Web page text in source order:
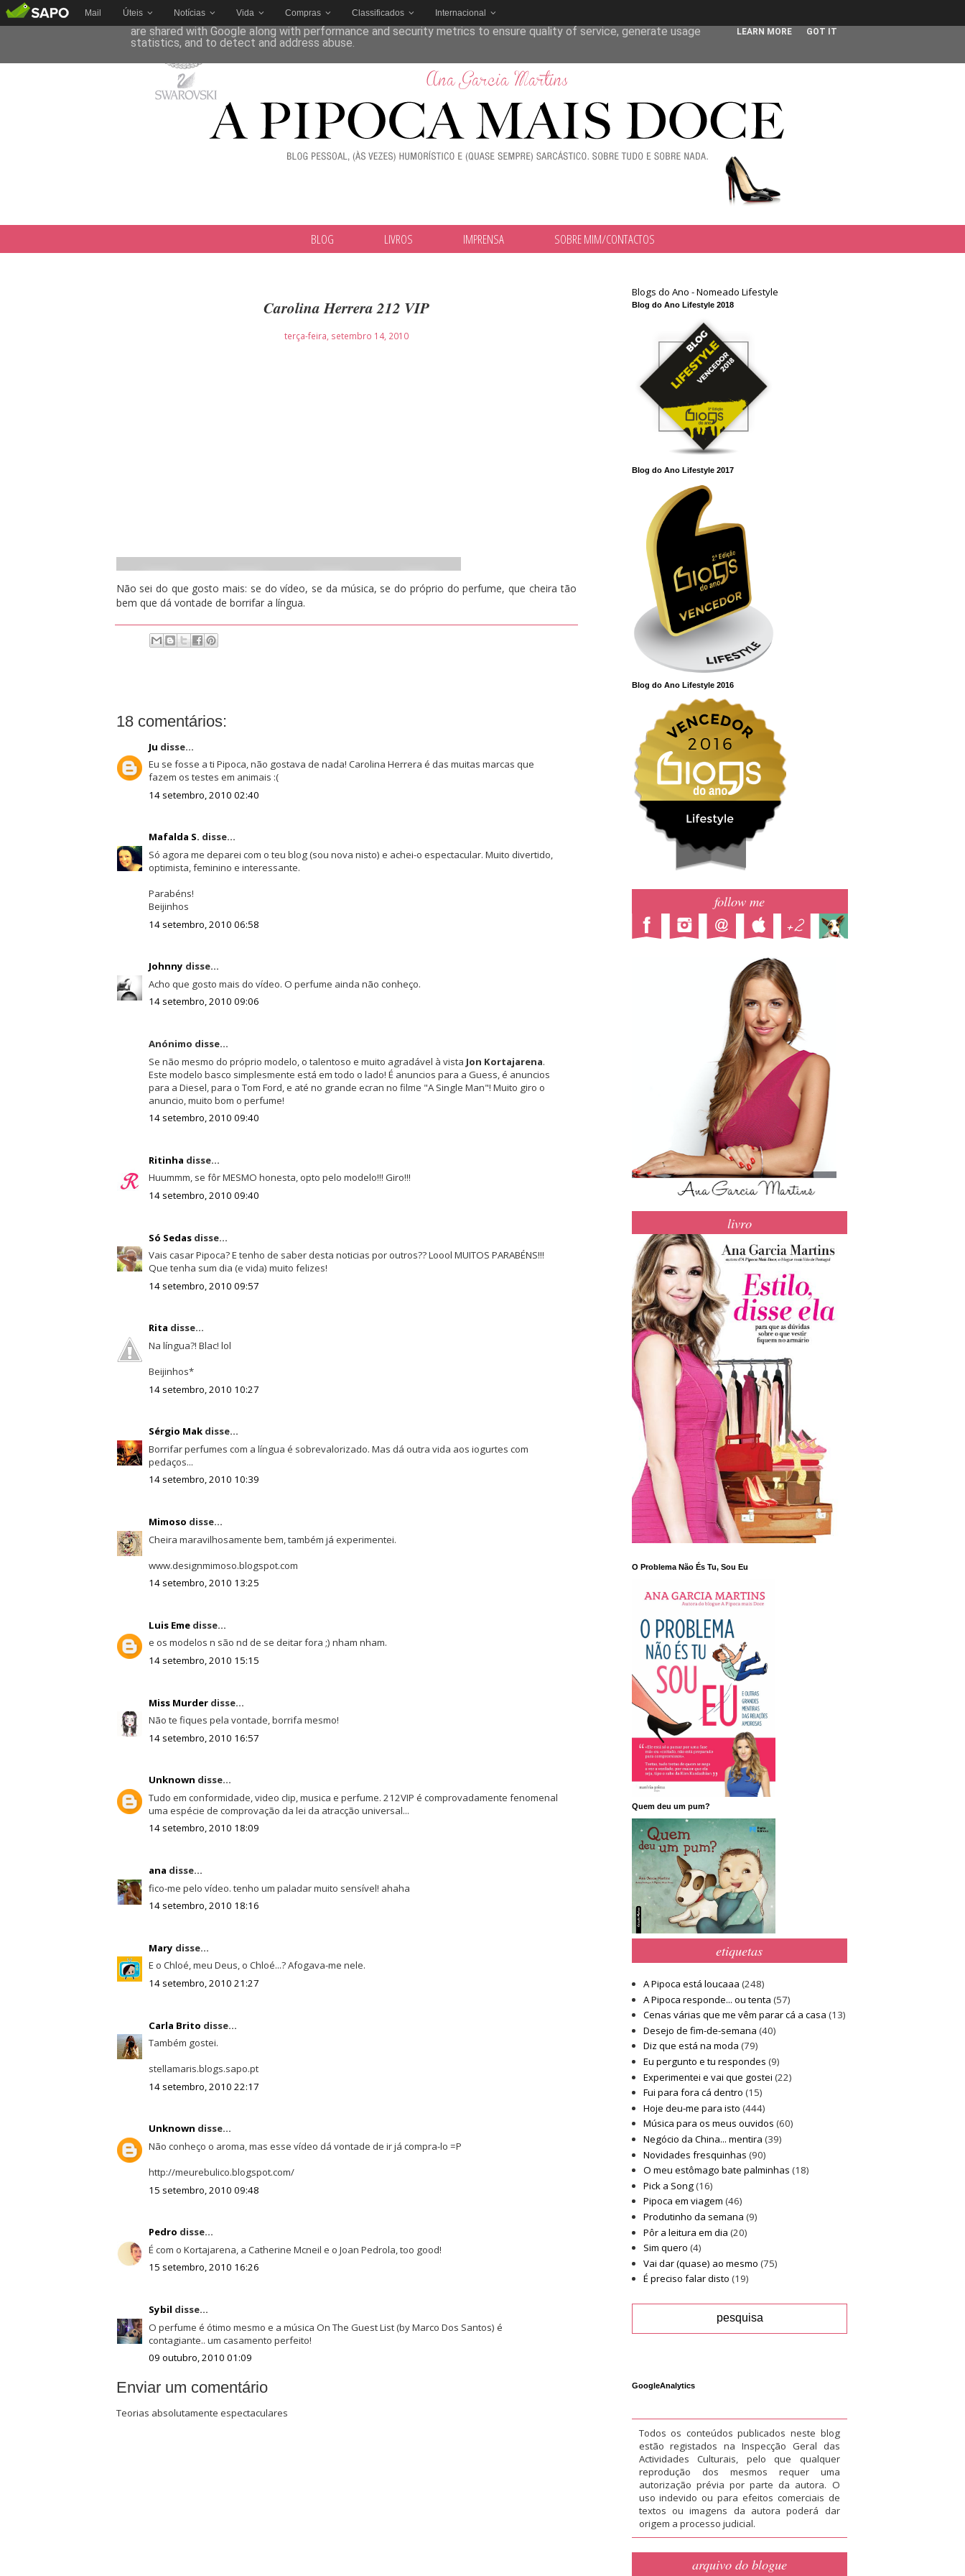
Mail Úteis Notícias Vida Compras Classificados Internacional
BLOG LIVROS IMPRENSA SOBRE MIM/CONTACTOS
Carolina Herrera 212 VIP
terça-feira, setembro 14, 2010
Não sei do que gosto mais: se do vídeo, se da música, se do próprio do perfume, que cheira tão
bem que dá vontade de borrifar a língua.
18 comentários:
Ju disse...
Eu se fosse a ti Pipoca, não gostava de nada! Carolina Herrera é das muitas marcas que
fazem os testes em animais :(
14 setembro, 2010 02:40
Mafalda S. disse...
Só agora me deparei com o teu blog (sou nova nisto) e achei-o espectacular. Muito divertido,
optimista, feminino e interessante.
Parabéns!
Beijinhos
14 setembro, 2010 06:58
Johnny disse...
Acho que gosto mais do vídeo. O perfume ainda não conheço.
14 setembro, 2010 09:06
Anónimo disse...
Se não mesmo do próprio modelo, o talentoso e muito agradável à vista Jon Kortajarena.
Este modelo basco simplesmente está em todo o lado! É anuncios para a Guess, é anuncios
para a Diesel, para o Tom Ford, e até no grande ecran no filme "A Single Man"! Muito giro o
anuncio, muito bom o perfume!
14 setembro, 2010 09:40
Ritinha disse...
Huummm, se fôr MESMO honesta, opto pelo modelo!!! Giro!!!
14 setembro, 2010 09:40
Só Sedasdisse...
Vais casar Pipoca? E tenho de saber desta noticias por outros?? Loool MUITOS PARABÉNS!!!
Que tenha sum dia (e vida) muito felizes!
14 setembro, 2010 09:57
Rita disse...
Na língua?! Blac! lol
Beijinhos*
14 setembro, 2010 10:27
Sérgio Makdisse...
Borrifar perfumes com a língua é sobrevalorizado. Mas dá outra vida aos iogurtes com
pedaços...
14 setembro, 2010 10:39
Mimoso disse...
Cheira maravilhosamente bem, também já experimentei.
www.designmimoso.blogspot.com
14 setembro, 2010 13:25
Luis Emedisse...
e os modelos n são nd de se deitar fora ;) nham nham.
14 setembro, 2010 15:15
Miss Murderdisse...
Não te fiques pela vontade, borrifa mesmo!
14 setembro, 2010 16:57
Unknown disse...
Tudo em conformidade, video clip, musica e perfume. 212VIP é comprovadamente fenomenal
uma espécie de comprovação da lei da atracção universal...
14 setembro, 2010 18:09
ana disse...
fico-me pelo vídeo. tenho um paladar muito sensível! ahaha
14 setembro, 2010 18:16
Mary disse...
E o Chloé, meu Deus, o Chloé...? Afogava-me nele.
14 setembro, 2010 21:27
Carla Brito disse...
Também gostei.
stellamaris.blogs.sapo.pt
14 setembro, 2010 22:17
Unknown disse...
Não conheço o aroma, mas esse vídeo dá vontade de ir já compra-lo =P
http://meurebulico.blogspot.com/
15 setembro, 2010 09:48
Pedro disse...
É com o Kortajarena, a Catherine Mcneil e o Joan Pedrola, too good!
15 setembro, 2010 16:26
Sybil disse...
O perfume é ótimo mesmo e a música On The Guest List (by Marco Dos Santos) é
contagiante.. um casamento perfeito!
09 outubro, 2010 01:09
Enviar um comentário
Teorias absolutamente espectaculares
Blogs do Ano - Nomeado Lifestyle
Blog do Ano Lifestyle 2018
Blog do Ano Lifestyle 2017
Blog do Ano Lifestyle 2016
follow me
livro
O Problema Não És Tu, Sou Eu
Quem deu um pum?
etiquetas
A Pipoca está loucaaa (248)
A Pipoca responde... ou tenta (57)
Cenas várias que me vêm parar cá a casa (13)
Desejo de fim-de-semana (40)
Diz que está na moda (79)
Eu pergunto e tu respondes (9)
Experimentei e vai que gostei (22)
Fui para fora cá dentro (15)
Hoje deu-me para isto (444)
Música para os meus ouvidos (60)
Negócio da China... mentira (39)
Novidades fresquinhas (90)
O meu estômago bate palminhas (18)
Pick a Song(16)
Pipoca em viagem (46)
Produtinho da semana (9)
Pôr a leitura em dia (20)
Sim quero (4)
Vai dar (quase) ao mesmo (75)
É preciso falar disto (19)
GoogleAnalytics
Todos os conteúdos publicados neste blog
estão registados na Inspecção Geral das
Actividades Culturais, pelo que qualquer
reprodução dos mesmos requer uma
autorização prévia por parte da autora. O
uso indevido ou para efeitos comerciais de
textos ou imagens da autora poderá dar
origem a processo judicial.
arquivo do blogue
This site uses cookies from Google to deliver its services and to analyze traffic. Your IP address and user-agent
are shared with Google along with performance and security metrics to ensure quality of service, generate usage
statistics, and to detect and address abuse.
LEARN MORE GOT IT